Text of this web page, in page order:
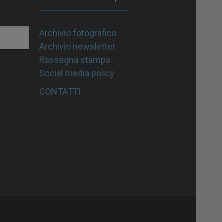
Archivio fotografico
Archivio newsletter
Rassegna stampa
Social media policy
CONTATTI